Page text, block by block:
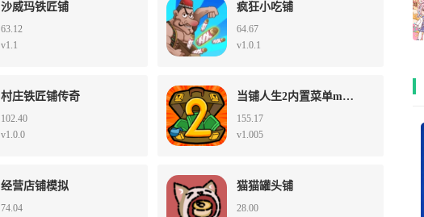
沙威玛铁匠铺
63.12
v1.1
疯狂小吃铺
64.67
v1.0.1
村庄铁匠铺传奇
102.40
v1.0.0
当铺人生2内置菜单mod版
155.17
v1.005
经营店铺模拟
74.04
猫猫罐头铺
28.00